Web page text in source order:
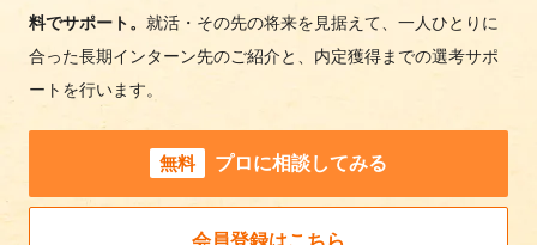
料でサポート。 就活・その先の将来を見据えて、一人ひとりに
合った長期インターン先のご紹介と、内定獲得までの選考サポ
ートを行います。
無料 プロに相談してみる
会員登録はこちら